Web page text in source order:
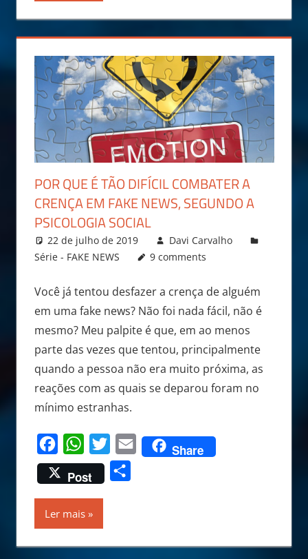
POR QUE É TÃO DIFÍCIL COMBATER A
CRENÇA EM FAKE NEWS, SEGUNDO A
PSICOLOGIA SOCIAL
22 de julho de 2019
Davi Carvalho
Série - FAKE NEWS
9 comments
Você já tentou desfazer a crença de alguém
em uma fake news? Não foi nada fácil, não é
mesmo? Meu palpite é que, em ao menos
parte das vezes que tentou, principalmente
quando a pessoa não era muito próxima, as
reações com as quais se deparou foram no
mínimo estranhas.
FacebookWhatsApp
TwitterEmail Share
Post
Ler mais